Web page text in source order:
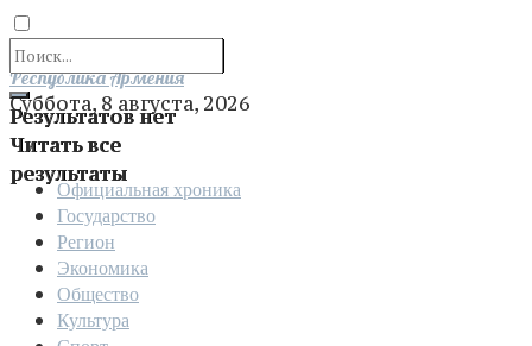
Результатов нет
Читать все
результаты
Отправить
Республика Армения
Суббота, 8 августа, 2026
Официальная хроника
Государство
Регион
Экономика
Общество
Культура